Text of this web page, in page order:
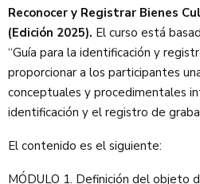
Reconocer y Registrar Bienes
(Edición 2025). El curso está
“Guía para la identificación y
proporcionar a los participantes
conceptuales y procedimentales
identificación y el registro de
El contenido es el siguiente:
MÓDULO 1. Definición del objeto